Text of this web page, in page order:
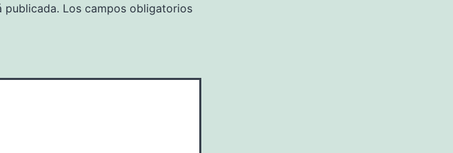
publicada. Los campos obligatorios